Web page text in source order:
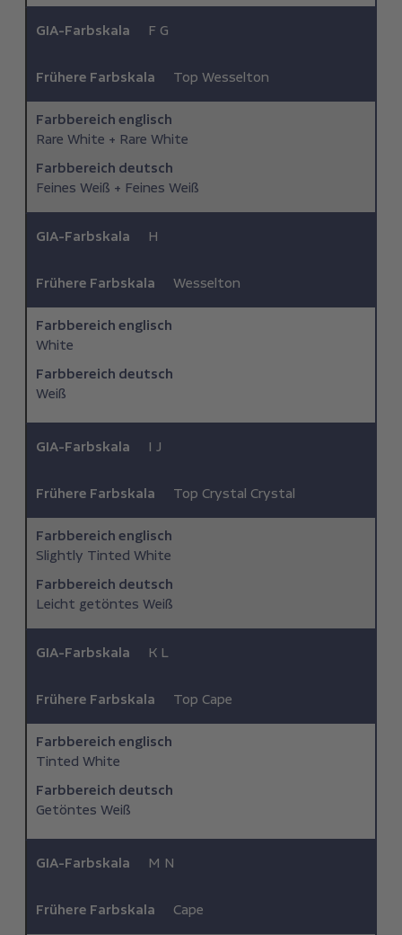
GIA-Farbskala F G
Frühere Farbskala Top Wesselton
Farbbereich ­englisch
Rare White + Rare White
Farbbereich deutsch
Feines Weiß + Feines Weiß
GIA-Farbskala H
Frühere Farbskala Wesselton
Farbbereich ­englisch
White
Farbbereich deutsch
Weiß
GIA-Farbskala I J
Frühere Farbskala Top Crystal Crystal
Farbbereich ­englisch
Slightly Tinted White
Farbbereich deutsch
Leicht getöntes Weiß
GIA-Farbskala K L
Frühere Farbskala Top Cape
Farbbereich ­englisch
Tinted White
Farbbereich deutsch
Getöntes Weiß
GIA-Farbskala M N
Frühere Farbskala Cape